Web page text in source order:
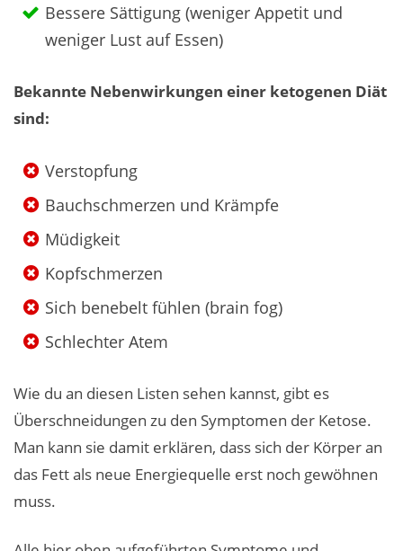
Bessere Sättigung (weniger Appetit und
weniger Lust auf Essen)
Bekannte Nebenwirkungen einer ketogenen Diät
sind:
Verstopfung
Bauchschmerzen und Krämpfe
Müdigkeit
Kopfschmerzen
Sich benebelt fühlen (brain fog)
Schlechter Atem
Wie du an diesen Listen sehen kannst, gibt es
Überschneidungen zu den Symptomen der Ketose.
Man kann sie damit erklären, dass sich der Körper an
das Fett als neue Energiequelle erst noch gewöhnen
muss.